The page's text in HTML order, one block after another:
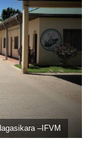
–IFVM